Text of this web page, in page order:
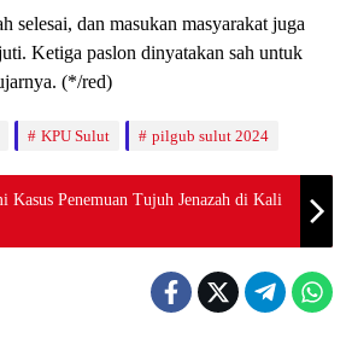
selesai, dan masukan masyarakat juga
Ketiga paslon dinyatakan sah untuk
(*/red)
KPU Sulut pilgub sulut 2024
Kasus Penemuan Tujuh Jenazah di Kali